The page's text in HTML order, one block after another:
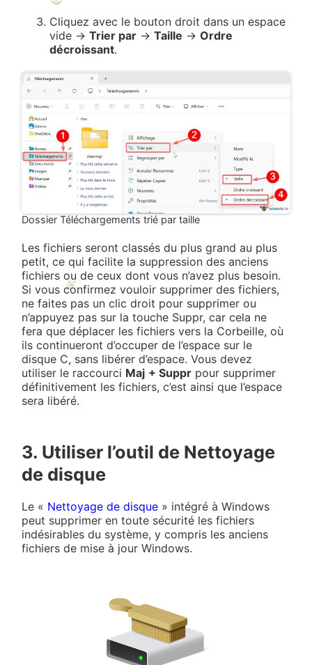
Cliquez avec le bouton droit dans un espace
vide →Trier par →Taille →Ordre
décroissant.
Dossier Téléchargements trié par taille
Les fichiers seront classés du plus grand au plus
petit, ce qui facilite la suppression des anciens
fichiers ou de ceux dont vous n’avez plus besoin.
Si vous confirmez vouloir supprimer des fichiers,
ne faites pas un clic droit pour supprimer ou
n’appuyez pas sur la touche Suppr, car cela ne
fera que déplacer les fichiers vers la Corbeille, où
ils continueront d’occuper de l’espace sur le
disque C, sans libérer d’espace. Vous devez
utiliser le raccourci Maj + Suppr pour supprimer
définitivement les fichiers, c’est ainsi que l’espace
sera libéré.
3. Utiliser l’outil de Nettoyage
de disque
Le « Nettoyage de disque » intégré à Windows
peut supprimer en toute sécurité les fichiers
indésirables du système, y compris les anciens
fichiers de mise à jour Windows.